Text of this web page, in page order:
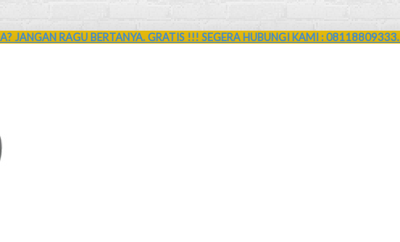
JANGAN RAGU BERTANYA. GRATIS !!! SEGERA HUBUNGI KAMI : 08118809333.